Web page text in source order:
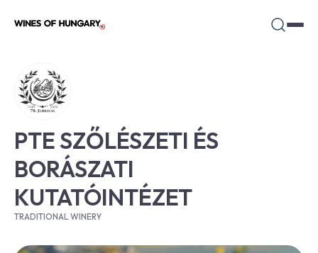
PTE SZŐLÉSZETI ÉS
BORÁSZATI
KUTATÓINTÉZET
TRADITIONAL WINERY